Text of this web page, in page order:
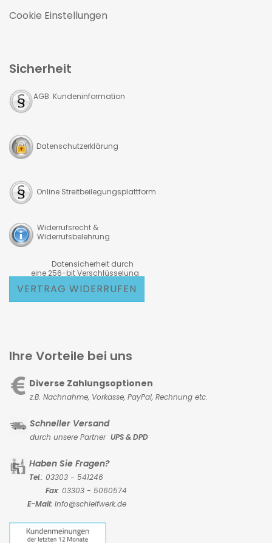
Cookie Einstellungen
Sicherheit
AGB Kundeninformation
Datenschutzerklärung
Online Streitbeilegungsplattform
Widerrufsrecht &
Widerrufsbelehrung
Datensicherheit durch
eine 256-bit Verschlüsselung
VERTRAG WIDERRUFEN
Ihre Vorteile bei uns
Diverse Zahlungsoptionen
z.B. Nachnahme, Vorkasse, PayPal, Rechnung etc.
Schneller Versand
durch unsere Partner UPS & DPD
Haben Sie Fragen?
Tel.: 03303 - 541246
Fax: 03303 - 5060574
E-Mail: Info@schleifwerk.de